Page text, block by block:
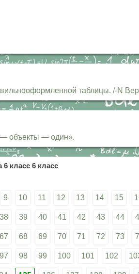
таблицы. /-N
— объекты — один».
класс 6 класс
9 10 11 12 13 14 15
38 39 40 41 42 43 44
67 68 69 70 71 72 73
97 98 99 100 101 102